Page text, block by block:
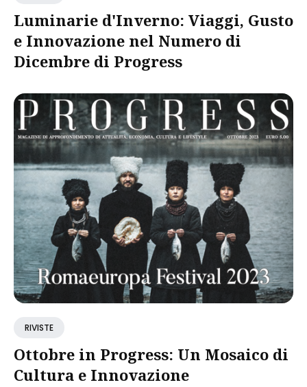
Luminarie d'Inverno: Viaggi, Gusto
e Innovazione nel Numero di
Dicembre di Progress
RIVISTE
Ottobre in Progress: Un Mosaico di
Cultura e Innovazione